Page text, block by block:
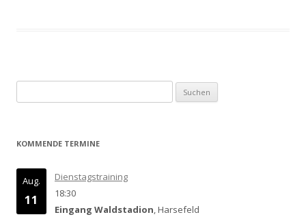
nach:
KOMMENDE TERMINE
Aug.
11
Dienstagstraining
18:30
Eingang Waldstadion, Harsefeld